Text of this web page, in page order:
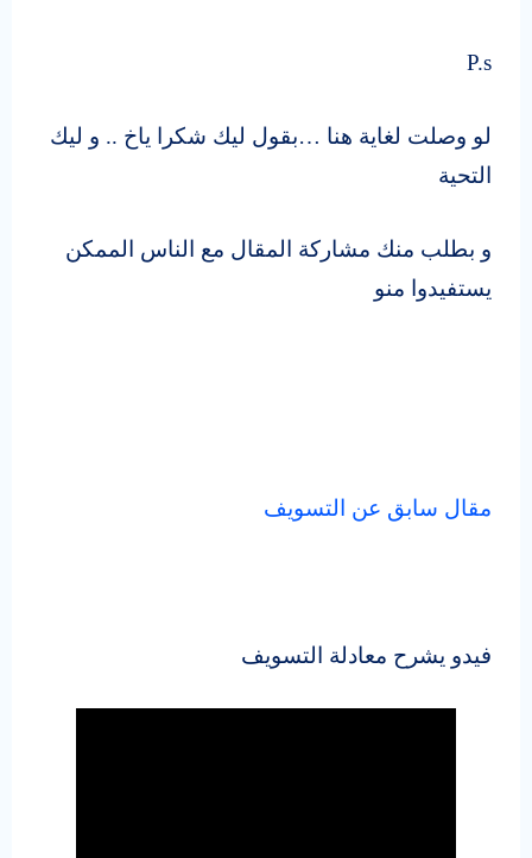
P.s
لو وصلت لغاية هنا …بقول ليك شكرا ياخ .. و ليك
التحية
و بطلب منك مشاركة المقال مع الناس الممكن
يستفيدوا منو
مقال سابق عن التسويف
فيدو يشرح معادلة التسويف